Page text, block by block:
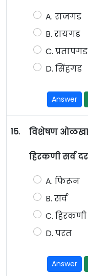
A. राजगड
B. रायगड
C. प्रतापगड
D. सिंहगड
Answer
15. विशेषण
हिरकणी सर्व
A. फिरून
B. सर्व
C. हिरकणी
D. परत
Answer